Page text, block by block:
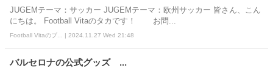
JUGEMテーマ：サッカー JUGEMテーマ：欧州サッカー 皆さん、こん
にちは。 Football Vitaのタカです！ お問...
Football Vitaのブ... | 2024.11.27 Wed 21:48
バルセロナの公式グッズ ...